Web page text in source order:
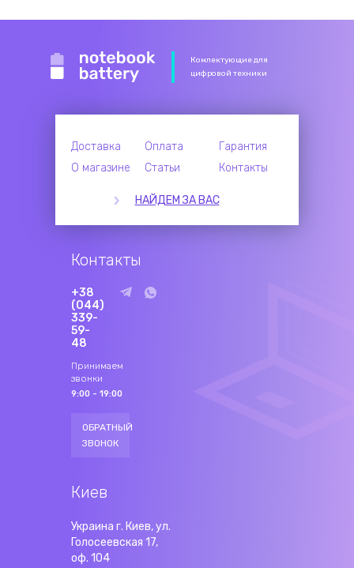
Комлектующие для
цифровой техники
Доставка Оплата
Гарантия
О магазине
Статьи Контакты
НАЙДЕМ ЗА ВАС
Контакты
+38
(044)
339-
59-
48
Принимаем
звонки
9:00 - 19:00
ОБРАТНЫЙ
ЗВОНОК
Киев
Украина г. Киев, ул.
Голосеевская 17,
оф. 104